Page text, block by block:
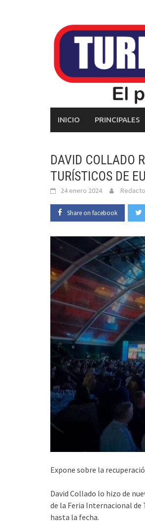
INICIO PRINCIPALES
DAVID COLLADO
TURÍSTICOS DE
24 enero 2024
Share on facebook
Expone sobre la
David Collado lo hizo de
de la Feria Internacional de
hasta la fecha.